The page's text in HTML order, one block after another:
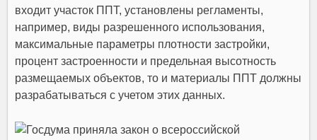
входит участок ППТ, установлены регламенты,
например, виды разрешенного использования,
максимальные параметры плотности застройки,
процент застроенности и предельная высотность
размещаемых объектов, то и материалы ППТ должны
разрабатываться с учетом этих данных.